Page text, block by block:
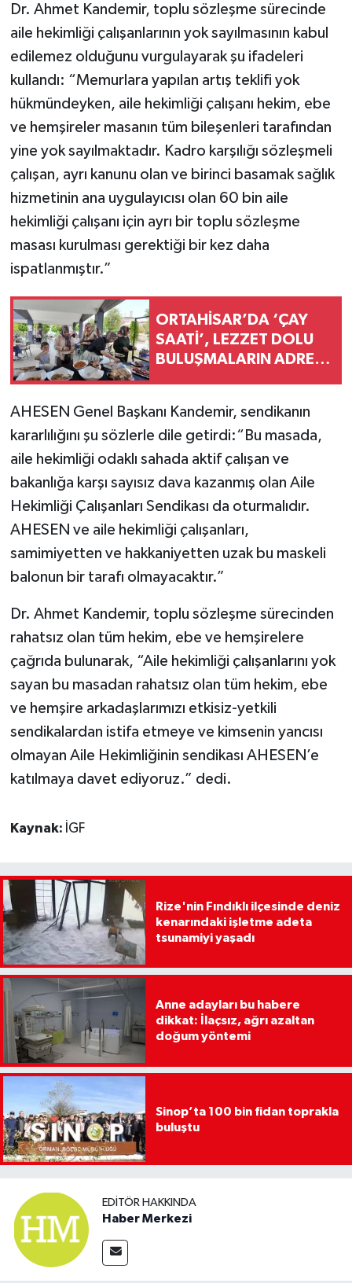
Dr. Ahmet Kandemir, toplu sözleşme sürecinde
aile hekimliği çalışanlarının yok sayılmasının kabul
edilemez olduğunu vurgulayarak şu ifadeleri
kullandı: “Memurlara yapılan artış teklifi yok
hükmündeyken, aile hekimliği çalışanı hekim, ebe
ve hemşireler masanın tüm bileşenleri tarafından
yine yok sayılmaktadır. Kadro karşılığı sözleşmeli
çalışan, ayrı kanunu olan ve birinci basamak sağlık
hizmetinin ana uygulayıcısı olan 60 bin aile
hekimliği çalışanı için ayrı bir toplu sözleşme
masası kurulması gerektiği bir kez daha
ispatlanmıştır.”
ORTAHİSAR’DA ‘ÇAY
SAATİ’, LEZZET DOLU
BULUŞMALARIN ADRESİ
AHESEN Genel Başkanı Kandemir, sendikanın
kararlılığını şu sözlerle dile getirdi:“Bu masada,
aile hekimliği odaklı sahada aktif çalışan ve
bakanlığa karşı sayısız dava kazanmış olan Aile
Hekimliği Çalışanları Sendikası da oturmalıdır.
AHESEN ve aile hekimliği çalışanları,
samimiyetten ve hakkaniyetten uzak bu maskeli
balonun bir tarafı olmayacaktır.”
Dr. Ahmet Kandemir, toplu sözleşme sürecinden
rahatsız olan tüm hekim, ebe ve hemşirelere
çağrıda bulunarak, “Aile hekimliği çalışanlarını yok
sayan bu masadan rahatsız olan tüm hekim, ebe
ve hemşire arkadaşlarımızı etkisiz-yetkili
sendikalardan istifa etmeye ve kimsenin yancısı
olmayan Aile Hekimliğinin sendikası AHESEN’e
katılmaya davet ediyoruz.” dedi.
Kaynak: İGF
Rize'nin Fındıklı ilçesinde deniz
kenarındaki işletme adeta
tsunamiyi yaşadı
Anne adayları bu habere
dikkat: İlaçsız, ağrı azaltan
doğum yöntemi
Sinop’ta 100 bin fidan toprakla
buluştu
EDITÖR HAKKINDA
Haber Merkezi